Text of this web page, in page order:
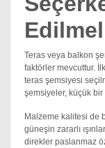
Teras veya balkon
faktörler mevcuttur.
teras şemsiyesi
şemsiyeler, küçük
Malzeme kalitesi de
güneşin zararlı
direkler paslanmaz